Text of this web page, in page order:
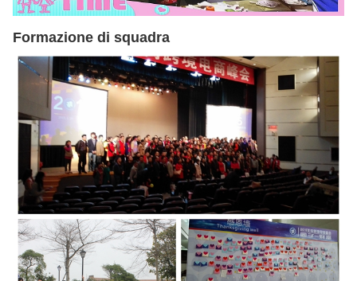
Formazione di squadra